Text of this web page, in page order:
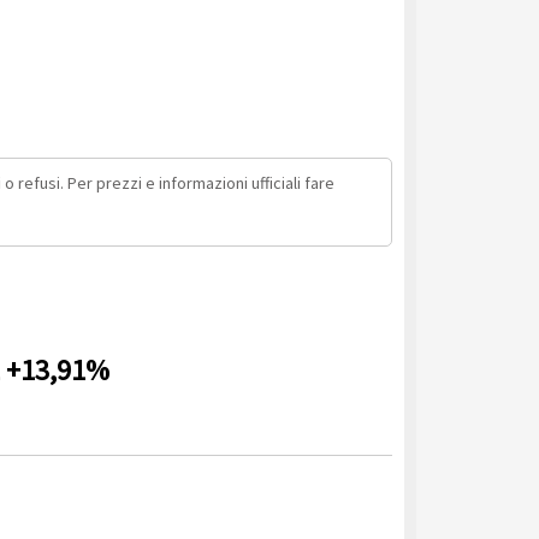
refusi. Per prezzi e informazioni ufficiali fare